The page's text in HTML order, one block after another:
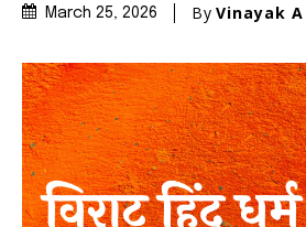
March 25, 2026 By Vinayak A